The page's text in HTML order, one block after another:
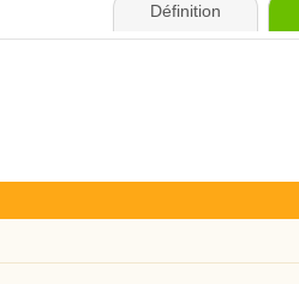
Définition